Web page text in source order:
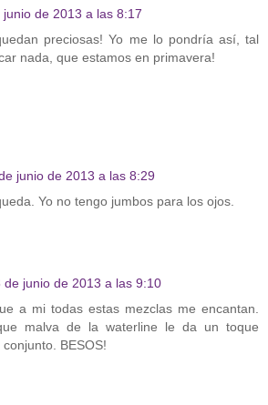
junio de 2013 a las 8:17
preciosas! Yo me lo pondría así, tal
nada, que estamos en primavera!
junio de 2013 a las 8:29
Yo no tengo jumbos para los ojos.
de junio de 2013 a las 9:10
a mi todas estas mezclas me encantan.
malva de la waterline le da un toque
BESOS!